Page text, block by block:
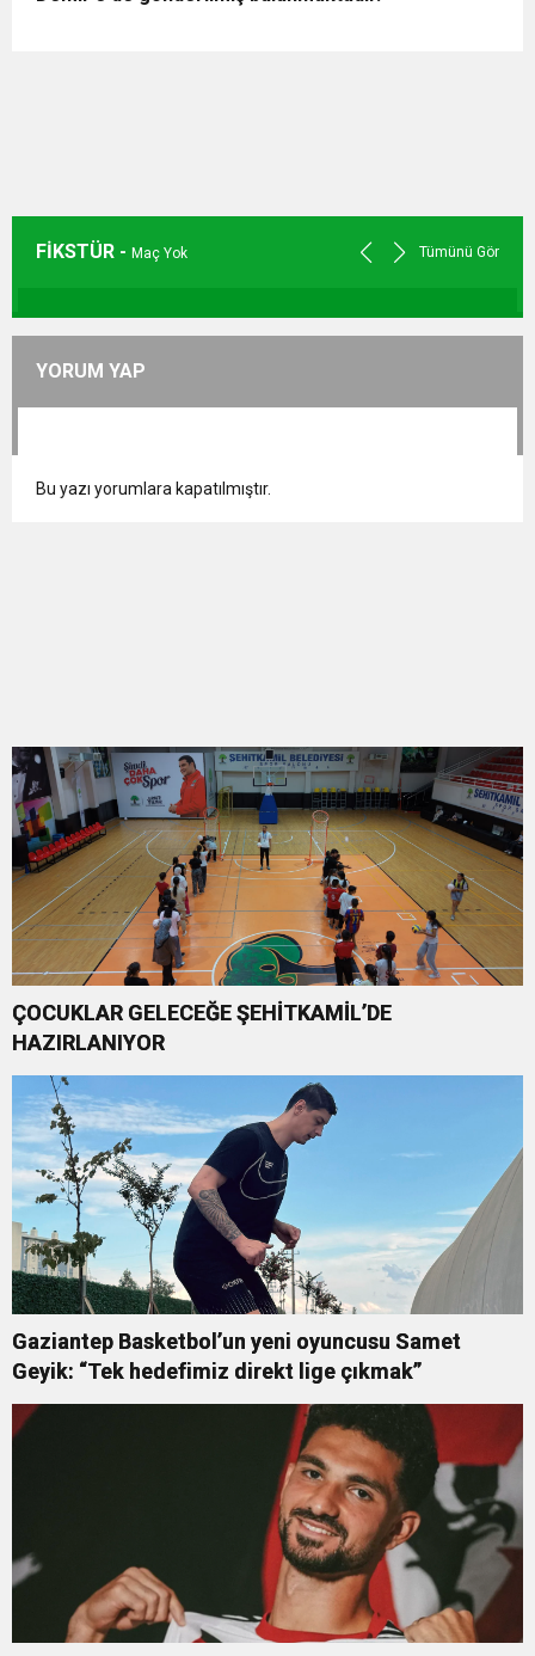
FİKSTÜR - Maç Yok Tümünü Gör
YORUM YAP
Bu yazı yorumlara kapatılmıştır.
ÇOCUKLAR GELECEĞE ŞEHİTKAMİL’DE
HAZIRLANIYOR
Gaziantep Basketbol’un yeni oyuncusu Samet
Geyik: “Tek hedefimiz direkt lige çıkmak”